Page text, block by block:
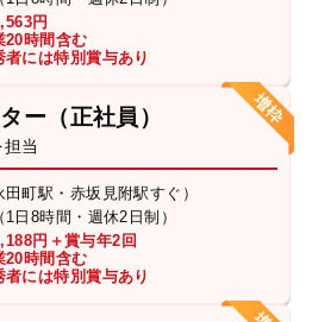
円
時間含む
には特別賞与あり
ー（正社員）
当
町駅・赤坂見附駅すぐ）
日8時間・週休2日制）
円＋賞与年2回
時間含む
には特別賞与あり